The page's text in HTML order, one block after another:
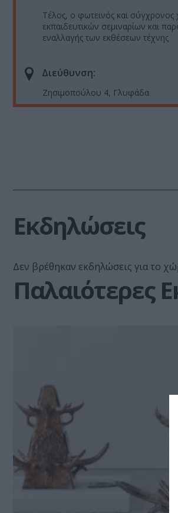
Τέλος, ο φωτεινός και σύγχρονος
εκπαιδευτικών σεμιναρίων και
εναλλαγής των εκθέσεων τέχνης
Διεύθυνση:
Ζησιμοπούλου 4, Γλυφάδα
Εκδηλώσεις
Δεν βρέθηκαν εκδηλώσεις για το
Παλαιότερες